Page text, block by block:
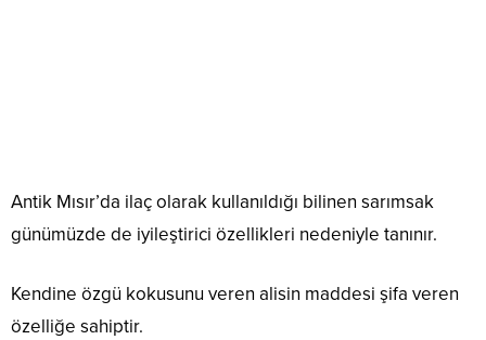
Antik Mısır’da ilaç olarak kullanıldığı bilinen sarımsak
günümüzde de iyileştirici özellikleri nedeniyle tanınır.
Kendine özgü kokusunu veren alisin maddesi şifa veren
özelliğe sahiptir.